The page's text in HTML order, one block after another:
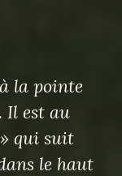
la pointe
Il est au
qui suit
le haut